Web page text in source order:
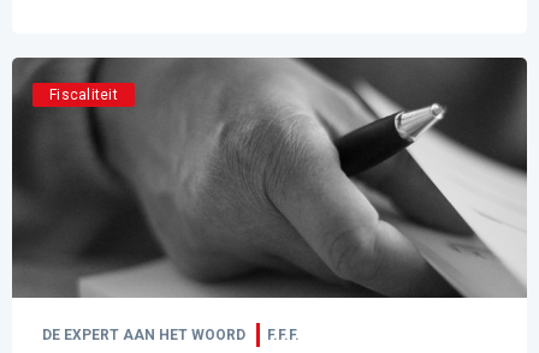
Fiscaliteit
DE EXPERT AAN HET WOORD F.F.F.